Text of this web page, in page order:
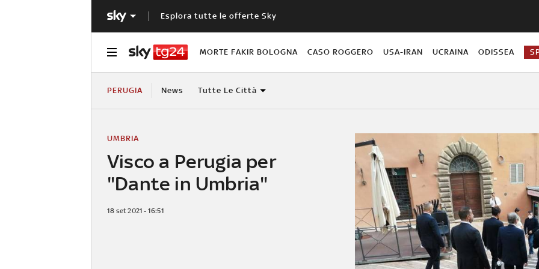
Esplora tutte le offerte Sky
MORTE FAKIR BOLOGNA CASO ROGGERO USA-IRAN UCRAINA ODISSEA
PERUGIA News Tutte Le Città
Visco a Perugia per
"Dante in Umbria"
UMBRIA
18 set 2021 - 16:51